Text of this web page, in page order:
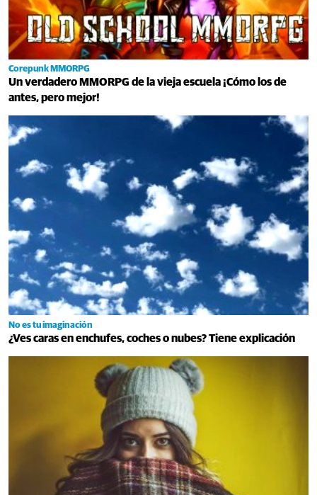
Corepunk MMORPG
Un verdadero MMORPG de la vieja escuela ¡Cómo los de
antes, pero mejor!
No es tu imaginación
¿Ves caras en enchufes, coches o nubes? Tiene explicación